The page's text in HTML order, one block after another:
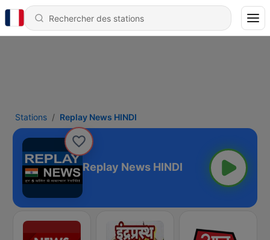
Stations Replay News HINDI
Replay News HINDI